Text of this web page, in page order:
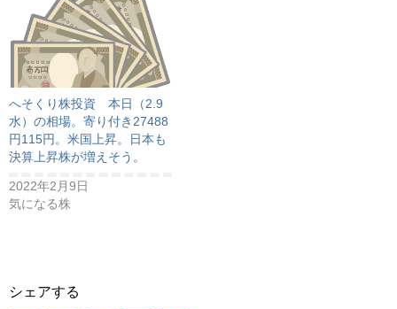
へそくり株投資 本日（2.9
水）の相場。寄り付き27488
円115円。米国上昇。日本も
決算上昇株が増えそう。
2022年2月9日
気になる株
シェアする